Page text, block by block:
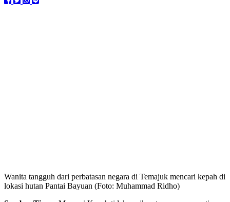
Wanita tangguh dari perbatasan negara di Temajuk mencari kepah di
lokasi hutan Pantai Bayuan (Foto: Muhammad Ridho)